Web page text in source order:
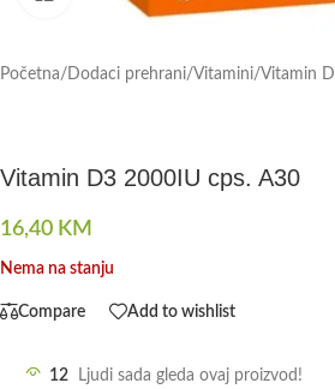
Početna/ Dodaci prehrani/Vitamini/Vitamin D
Vitamin D3 2000IU cps. A30
16,40 KM
Nema na stanju
Compare Add to wishlist
12 Ljudi sada gleda ovaj proizvod!